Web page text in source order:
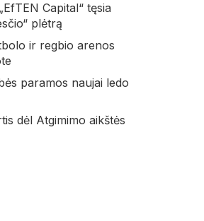
Capital“ tęsia
plėtrą
ir regbio arenos
paramos naujai ledo
dėl Atgimimo aikštės